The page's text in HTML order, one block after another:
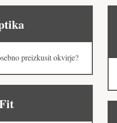
preizkusit okvirje?